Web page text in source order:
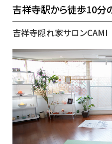
吉祥寺駅から徒歩10分
吉祥寺隠れ家サロンCAMI